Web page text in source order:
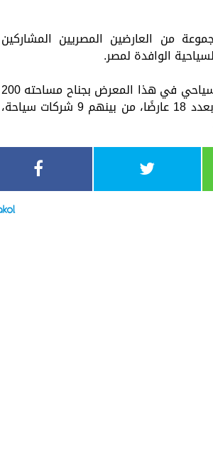
من العارضين المصريين المشاركين
الوافدة لمصر.
وتُشارك الوزارة ممثلة في الهيئة المصرية العامة للتنشيط السياحي في هذا المعرض بجناح مساحته 200
متر مربع، ويضم ممثلين عن القطاع السياحي المصري الخاص بعدد 18 عارضًا، من بينهم 9 شركات سياحة،